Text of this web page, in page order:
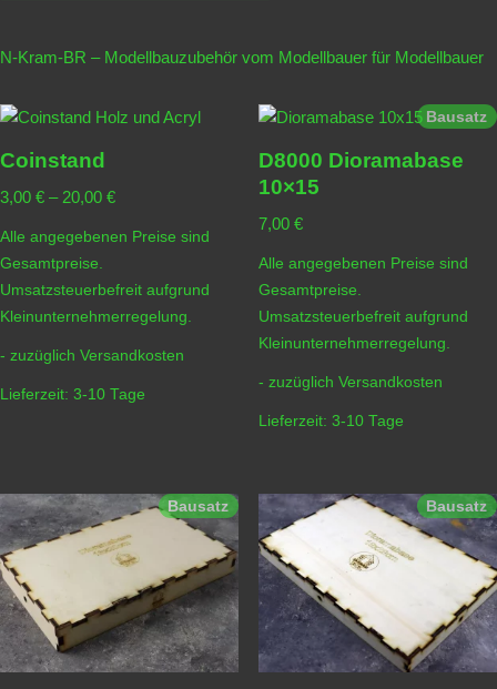
N-Kram-BR – Modellbauzubehör vom Modellbauer für Modellbauer
Coinstand
3,00 € – 20,00 €
Alle angegebenen Preise sind
Gesamtpreise.
Umsatzsteuerbefreit aufgrund
Kleinunternehmerregelung.
- zuzüglich Versandkosten
Lieferzeit: 3-10 Tage
Bausatz
D8000 Dioramabase
10×15
7,00 €
Alle angegebenen Preise sind
Gesamtpreise.
Umsatzsteuerbefreit aufgrund
Kleinunternehmerregelung.
- zuzüglich Versandkosten
Lieferzeit: 3-10 Tage
Bausatz Bausatz